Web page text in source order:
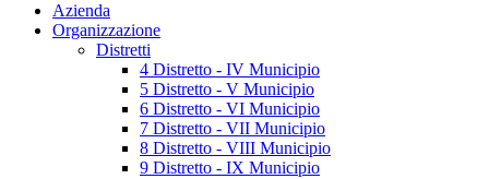
Azienda
Organizzazione
Distretti
4 Distretto - IV Municipio
5 Distretto - V Municipio
6 Distretto - VI Municipio
7 Distretto - VII Municipio
8 Distretto - VIII Municipio
9 Distretto - IX Municipio